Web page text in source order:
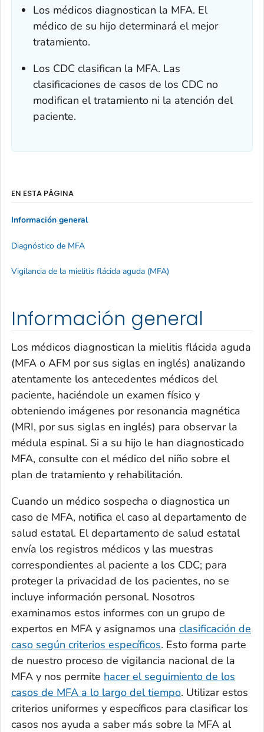
Los médicos diagnostican la MFA. El
médico de su hijo determinará el mejor
tratamiento.
Los CDC clasifican la MFA. Las
clasificaciones de casos de los CDC no
modifican el tratamiento ni la atención del
paciente.
Información general
Los médicos diagnostican la mielitis flácida aguda
(MFA o AFM por sus siglas en inglés) analizando
atentamente los antecedentes médicos del
paciente, haciéndole un examen físico y
obteniendo imágenes por resonancia magnética
(MRI, por sus siglas en inglés) para observar la
médula espinal. Si a su hijo le han diagnosticado
MFA, consulte con el médico del niño sobre el
plan de tratamiento y rehabilitación.
Cuando un médico sospecha o diagnostica un
caso de MFA, notifica el caso al departamento de
salud estatal. El departamento de salud estatal
envía los registros médicos y las muestras
correspondientes al paciente a los CDC; para
proteger la privacidad de los pacientes, no se
incluye información personal. Nosotros
examinamos estos informes con un grupo de
expertos en MFA y asignamos una clasificación de
caso según criterios específicos. Esto forma parte
de nuestro proceso de vigilancia nacional de la
MFA y nos permite hacer el seguimiento de los
casos de MFA a lo largo del tiempo. Utilizar estos
criterios uniformes y específicos para clasificar los
casos nos ayuda a saber más sobre la MFA al
EN ESTA PÁGINA
Información general
Diagnóstico de MFA
Vigilancia de la mielitis flácida aguda (MFA)